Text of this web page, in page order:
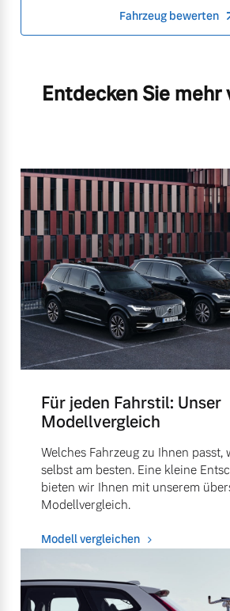
Fahrzeug bewerten
Entdecken Sie mehr
Für jeden Fahrstil: Unser
Modellvergleich
Welches Fahrzeug zu Ihnen passt,
selbst am besten. Eine kleine
bieten wir Ihnen mit unserem
Modellvergleich.
Modell vergleichen